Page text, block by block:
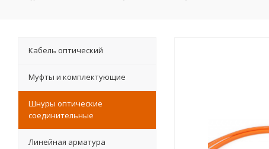
Кабель оптический
Муфты и комплектующие
Шнуры оптические
соединительные
Линейная арматура